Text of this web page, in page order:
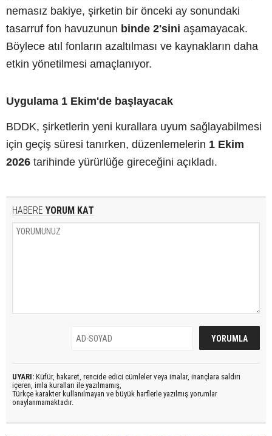
nemasız bakiye, şirketin bir önceki ay sonundaki
tasarruf fon havuzunun binde 2'sini aşamayacak.
Böylece atıl fonların azaltılması ve kaynakların daha
etkin yönetilmesi amaçlanıyor.
Uygulama 1 Ekim'de başlayacak
BDDK, şirketlerin yeni kurallara uyum sağlayabilmesi
için geçiş süresi tanırken, düzenlemelerin 1 Ekim
2026 tarihinde yürürlüğe gireceğini açıkladı.
HABERE YORUM KAT
UYARI: Küfür, hakaret, rencide edici cümleler veya imalar, inançlara saldırı
içeren, imla kuralları ile yazılmamış,
Türkçe karakter kullanılmayan ve büyük harflerle yazılmış yorumlar
onaylanmamaktadır.